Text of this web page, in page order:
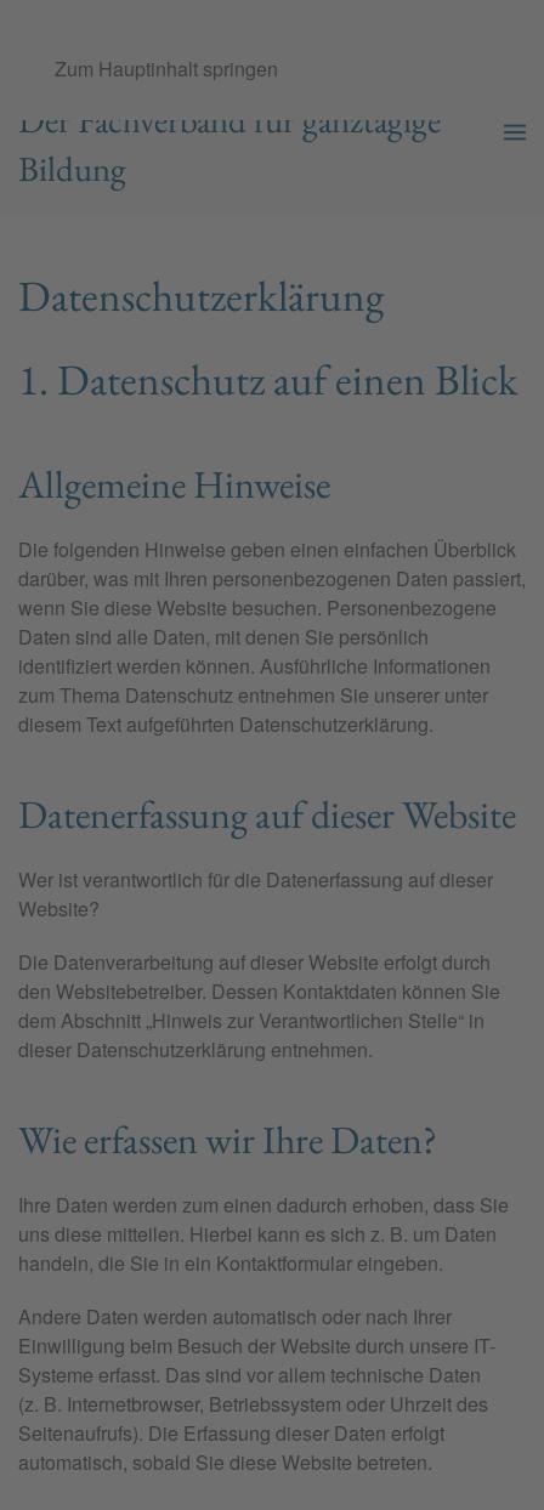
Zum Hauptinhalt springen
Ganztags­schul­verband e.V.
Der Fachverband für ganztägige
Bildung
Datenschutz­erklärung
1. Datenschutz auf einen Blick
Allgemeine Hinweise
Die folgenden Hinweise geben einen einfachen Überblick
darüber, was mit Ihren personenbezogenen Daten passiert,
wenn Sie diese Website besuchen. Personenbezogene
Daten sind alle Daten, mit denen Sie persönlich
identifiziert werden können. Ausführliche Informationen
zum Thema Datenschutz entnehmen Sie unserer unter
diesem Text aufgeführten Datenschutzerklärung.
Datenerfassung auf dieser Website
Wer ist verantwortlich für die Datenerfassung auf dieser
Website?
Die Datenverarbeitung auf dieser Website erfolgt durch
den Websitebetreiber. Dessen Kontaktdaten können Sie
dem Abschnitt „Hinweis zur Verantwortlichen Stelle“ in
dieser Datenschutzerklärung entnehmen.
Wie erfassen wir Ihre Daten?
Ihre Daten werden zum einen dadurch erhoben, dass Sie
uns diese mitteilen. Hierbei kann es sich z. B. um Daten
handeln, die Sie in ein Kontaktformular eingeben.
Andere Daten werden automatisch oder nach Ihrer
Einwilligung beim Besuch der Website durch unsere IT-
Systeme erfasst. Das sind vor allem technische Daten
(z. B. Internetbrowser, Betriebssystem oder Uhrzeit des
Seitenaufrufs). Die Erfassung dieser Daten erfolgt
automatisch, sobald Sie diese Website betreten.